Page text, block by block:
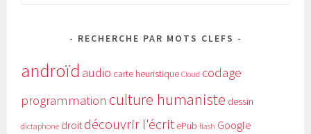
RECHERCHE PAR MOTS CLEFS
androïd audio carte heuristique Cloud codage
programmation culture humaniste dessin
dictaphone droit découvrir l'écrit ePub flash Google